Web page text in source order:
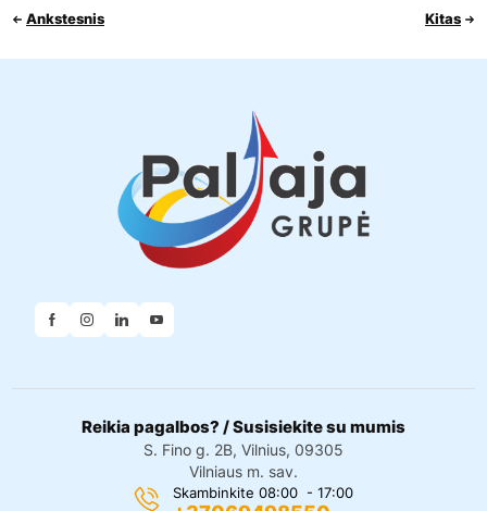
Ankstesnis Kitas
Reikia pagalbos? / Susisiekite su mumis
S. Fino g. 2B, Vilnius, 09305
Vilniaus m. sav.
Skambinkite 08:00 - 17:00